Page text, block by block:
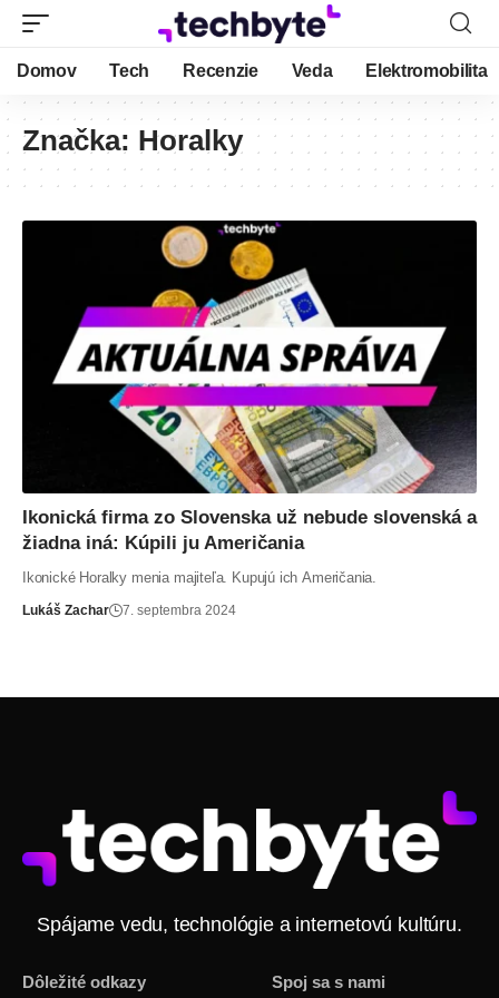
Domov Tech Recenzie Veda Elektromobilita
Značka: Horalky
Ikonická firma zo Slovenska už nebude slovenská a
žiadna iná: Kúpili ju Američania
Ikonické Horalky menia majiteľa. Kupujú ich Američania.
Lukáš Zachar 7. septembra 2024
Spájame vedu, technológie a internetovú kultúru.
Dôležité odkazy Spoj sa s nami